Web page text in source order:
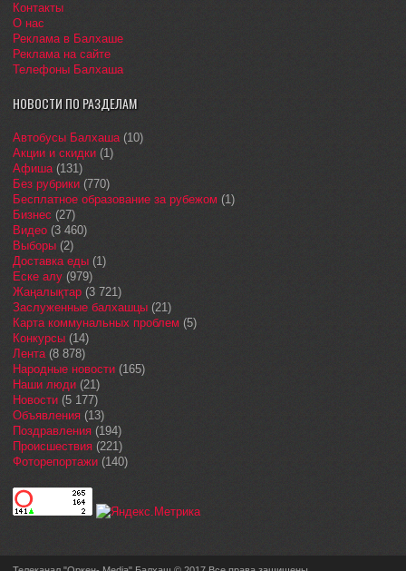
Контакты
О нас
Реклама в Балхаше
Реклама на сайте
Телефоны Балхаша
НОВОСТИ ПО РАЗДЕЛАМ
Автобусы Балхаша(10)
Акции и скидки (1)
Афиша(131)
Без рубрики (770)
Бесплатное образование за рубежом (1)
Бизнес (27)
Видео (3 460)
Выборы (2)
Доставка еды (1)
Еске алу (979)
Жаңалықтар (3 721)
Заслуженные балхашцы (21)
Карта коммунальных проблем (5)
Конкурсы (14)
Лента(8 878)
Народные новости (165)
Наши люди (21)
Новости (5 177)
Объявления (13)
Поздравления (194)
Происшествия (221)
Фоторепортажи (140)